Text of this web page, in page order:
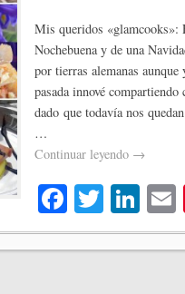
Mis queridos «glamcooks»:
Nochebuena y de una
por tierras alemanas
pasada innové
dado que todavía nos
…
Continuar leyendo →
Fa
ce
bo
T
wi
tte
Li
nk
ed